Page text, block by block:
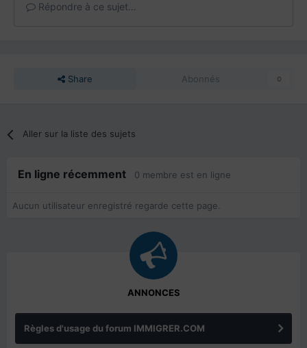
Répondre à ce sujet…
Share Abonnés 0
Aller sur la liste des sujets
En ligne récemment 0 membre est en ligne
Aucun utilisateur enregistré regarde cette page.
ANNONCES
Règles d'usage du forum IMMIGRER.COM